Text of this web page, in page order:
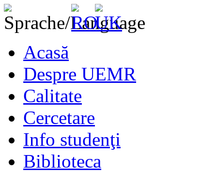
Acasă
Despre UEMR
Calitate
Cercetare
Info studenţi
Biblioteca